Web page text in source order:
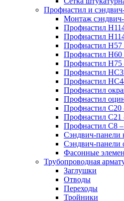
Профнастил и
Монтаж
Профнастил
Профнастил
Профнастил Н57
Профнастил Н60
Профнастил Н75
Профнастил
Профнастил
Профнастил
Профнастил
Профнастил С20
Профнастил С21
Профнастил С8 –
Сэндвич-панели
Сэндвич-панели
Фасонные
Трубопроводная
Заглушки
Отводы
Переходы
Тройники